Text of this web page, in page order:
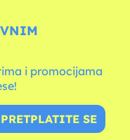
i promocijama
PRETPLATITE SE